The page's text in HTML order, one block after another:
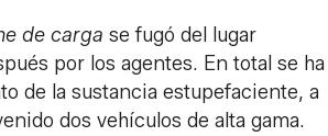
de carga se fugó del lugar
por los agentes. En total se ha
de la sustancia estupefaciente, a
dos vehículos de alta gama.